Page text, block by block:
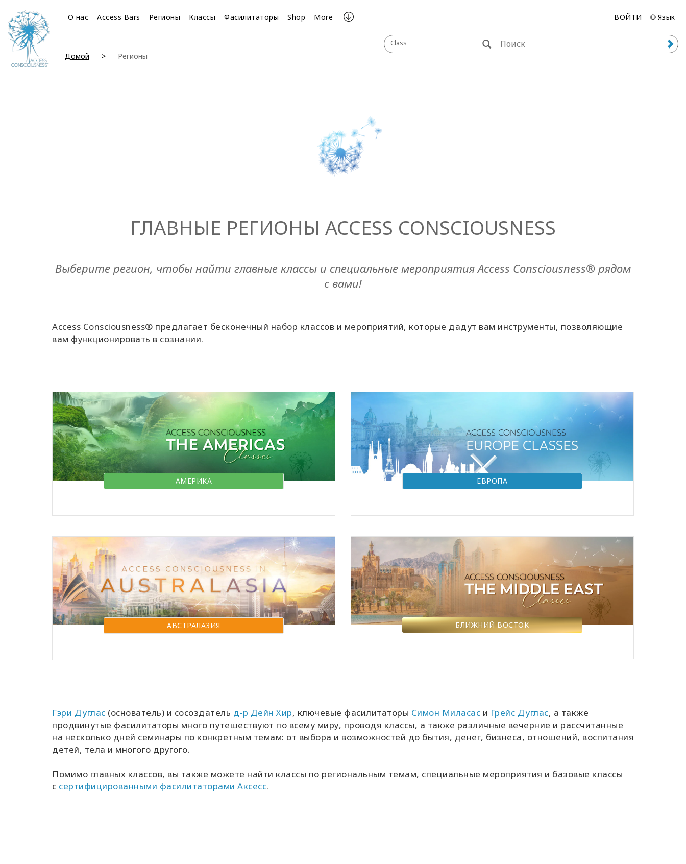
О нас Access Bars Регионы Классы Фасилитаторы Shop More ВОЙТИ 🌐 Язык
Class
Домой Регионы
ГЛАВНЫЕ РЕГИОНЫ ACCESS CONSCIOUSNESS
Выберите регион, чтобы найти главные классы и специальные мероприятия Access Consciousness® рядом
с вами!
Access Consciousness® предлагает бесконечный набор классов и мероприятий, которые дадут вам инструменты, позволяющие
вам функционировать в сознании.
АМЕРИКА ЕВРОПА
АВСТРАЛАЗИЯ БЛИЖНИЙ ВОСТОК
Гэри Дуглас (основатель) и сосоздатель д-р Дейн Хир, ключевые фасилитаторы Симон Миласас и Грейс Дуглас, а также
продвинутые фасилитаторы много путешествуют по всему миру, проводя классы, а также различные вечерние и рассчитанные
на несколько дней семинары по конкретным темам: от выбора и возможностей до бытия, денег, бизнеса, отношений, воспитания
детей, тела и многого другого.
Помимо главных классов, вы также можете найти классы по региональным темам, специальные мероприятия и базовые классы
с сертифицированными фасилитаторами Аксесс.